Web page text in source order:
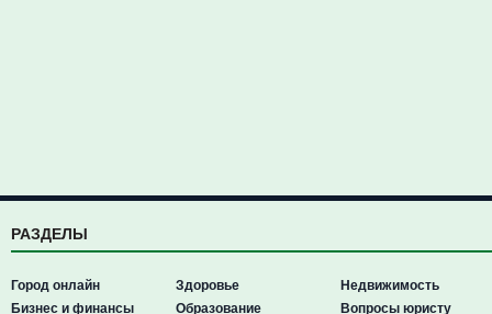
РАЗДЕЛЫ
Город онлайн
Бизнес и финансы
Здоровье
Образование
Недвижимость
Вопросы юристу